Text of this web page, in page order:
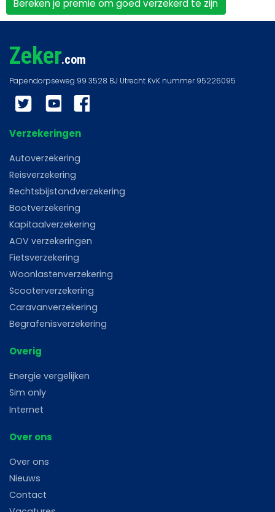
Bereken je premie om goed verzekerd te zijn
Zeker.com
Twitter YouTube
Verzekeringen
Autoverzekering
Reisverzekering
Rechtsbijstandverzekering
Bootverzekering
Kapitaalverzekering
AOV verzekeringen
Fietsverzekering
Woonlastenverzekering
Scooterverzekering
Caravanverzekering
Begrafenisverzekering
Overig
Energie vergelijken
Sim only
Internet
Over ons
Over ons
Nieuws
Contact